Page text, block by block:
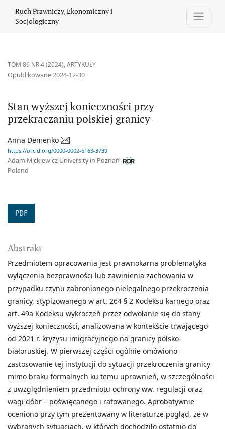
Ruch Prawniczy, Ekonomiczny i
Socjologiczny
TOM 86 NR 4 (2024),ARTYKUŁY
Stan wyższej konieczności przy
przekraczaniu polskiej granicy
Opublikowane 2024-12-30
Anna Demenko
https://orcid.org/0000-0002-6163-3739
Adam Mickiewicz University in Poznań
Poland
PDF
Abstrakt
Przedmiotem opracowania jest prawnokarna problematyka
wyłączenia bezprawności lub zawinienia zachowania w
przypadku czynu zabronionego nielegalnego przekroczenia
granicy, stypizowanego w art. 264 § 2 Kodeksu karnego oraz
art. 49a Kodeksu wykroczeń przez odwołanie się do stany
wyższej konieczności, analizowana w kontekście trwającego
od 2021 r. kryzysu imigracyjnego na granicy polsko-
białoruskiej. W pierwszej części ogólnie omówiono
zastosowanie tej instytucji do sytuacji przekroczenia granicy
mimo braku formalnych ku temu uprawnień, w szczególności
z uwzględnieniem przedmiotu ochrony ww. regulacji oraz
wagi dóbr – poświęcanego i ratowanego. Aprobatywnie
oceniono przy tym prezentowany w literaturze pogląd, że w
wybranych sytuacjach, w których dochodziło ostatnio do